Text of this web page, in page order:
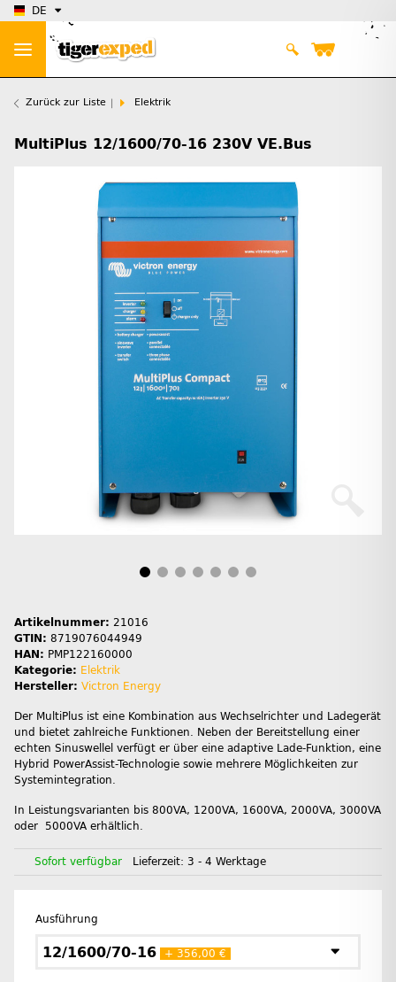
DE
Zurück zur Liste Elektrik
MultiPlus 12/1600/70-16 230V VE.Bus
Artikelnummer: 21016
GTIN: 8719076044949
HAN: PMP122160000
Kategorie: Elektrik
Hersteller: Victron Energy
Der MultiPlus ist eine Kombination aus Wechselrichter und Ladegerät
und bietet zahlreiche Funktionen. Neben der Bereitstellung einer
echten Sinuswellel verfügt er über eine adaptive Lade-Funktion, eine
Hybrid PowerAssist-Technologie sowie mehrere Möglichkeiten zur
Systemintegration.
In Leistungsvarianten bis 800VA, 1200VA, 1600VA, 2000VA, 3000VA
oder 5000VA erhältlich.
Sofort verfügbar Lieferzeit: 3 - 4 Werktage
Ausführung
12/1600/70-16 + 356,00 €